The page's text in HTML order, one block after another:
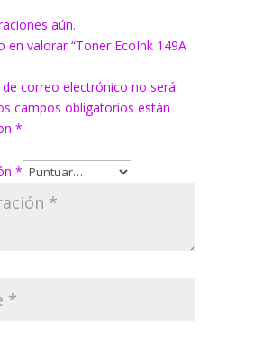
aún.
en valorar “Toner EcoInk 149A
correo electrónico no será
campos obligatorios están
*
*